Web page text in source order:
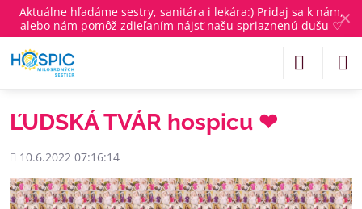
✕
Aktuálne hľadáme sestry, sanitára i lekára:) Pridaj sa k nám,
alebo nám pomôž zdieľaním nájsť našu spriaznenú dušu ♡
ĽUDSKÁ TVÁR hospicu ❤
Pridané
10.6.2022 07:16:14